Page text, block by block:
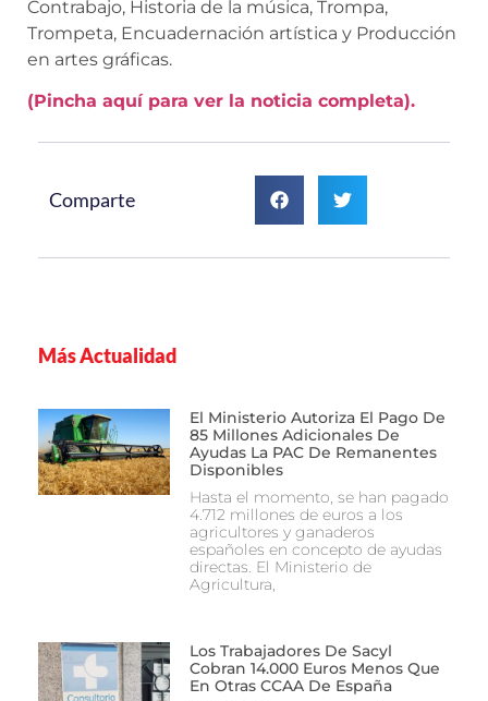
Contrabajo, Historia de la música, Trompa,
Trompeta, Encuadernación artística y Producción
en artes gráficas.
(Pincha aquí para ver la noticia completa).
Comparte
Más Actualidad
El Ministerio Autoriza El Pago De
85 Millones Adicionales De
Ayudas La PAC De Remanentes
Disponibles
Hasta el momento, se han pagado
4.712 millones de euros a los
agricultores y ganaderos
españoles en concepto de ayudas
directas. El Ministerio de
Agricultura,
Los Trabajadores De Sacyl
Cobran 14.000 Euros Menos Que
En Otras CCAA De España